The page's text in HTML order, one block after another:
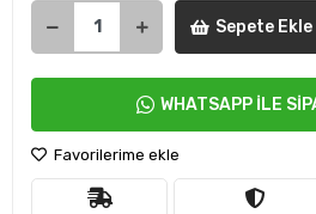
Sepete Ekle
WHATSAPP İLE
Favorilerime ekle